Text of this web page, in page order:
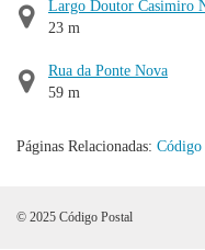
Largo Doutor Casimiro
23 m
Rua da Ponte Nova
59 m
Páginas Relacionadas: Código
© 2025 Código Postal